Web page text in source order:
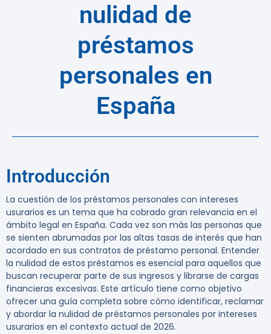
nulidad de
préstamos
personales en
España
Introducción
La cuestión de los préstamos personales con intereses
usurarios es un tema que ha cobrado gran relevancia en el
ámbito legal en España. Cada vez son más las personas que
se sienten abrumadas por las altas tasas de interés que han
acordado en sus contratos de préstamo personal. Entender
la nulidad de estos préstamos es esencial para aquellos que
buscan recuperar parte de sus ingresos y librarse de cargas
financieras excesivas. Este artículo tiene como objetivo
ofrecer una guía completa sobre cómo identificar, reclamar
y abordar la nulidad de préstamos personales por intereses
usurarios en el contexto actual de 2026.